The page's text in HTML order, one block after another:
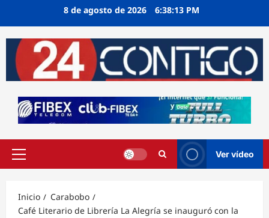
8 de agosto de 2026 6:38:13 PM
Menú
Ver vídeo
Inicio
Carabobo
Café Literario de Librería La Alegría se inauguró con la